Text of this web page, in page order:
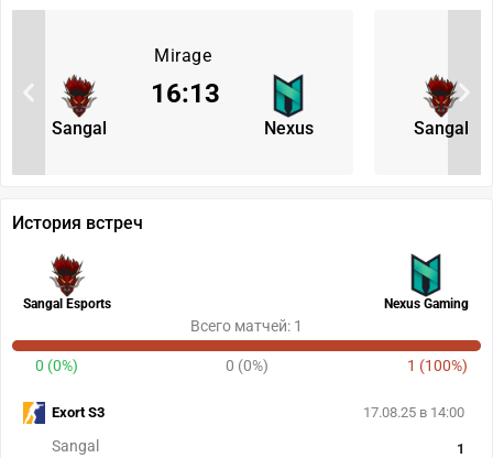
Mirage
Sangal Nexus
16:13
Sangal
История встреч
Sangal Esports Nexus Gaming
Всего матчей: 1
0 (0%) 0 (0%) 1 (100%)
17.08.25 в 14:00
Sangal
1
Exort S3